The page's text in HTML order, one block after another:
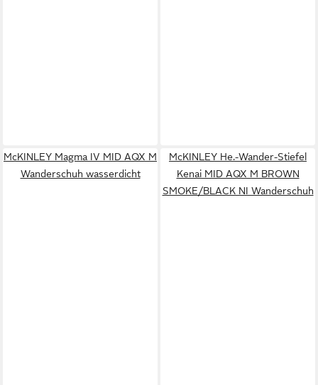
McKINLEY Magma IV MID AQX M
Wanderschuh wasserdicht
McKINLEY He.-Wander-Stiefel
Kenai MID AQX M BROWN
SMOKE/BLACK NI Wanderschuh